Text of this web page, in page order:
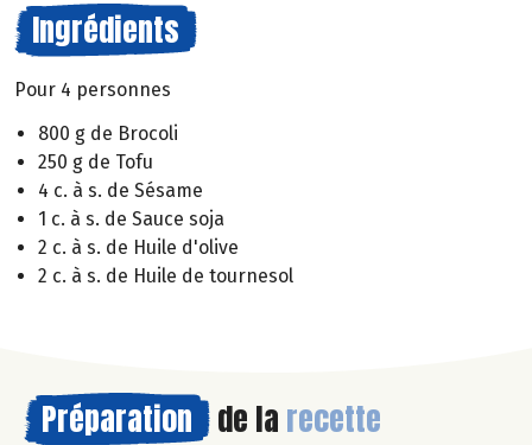
Ingrédients
Pour 4 personnes
800 g de Brocoli
250 g de Tofu
4 c. à s. de Sésame
1 c. à s. de Sauce soja
2 c. à s. de Huile d'olive
2 c. à s. de Huile de tournesol
Préparation de la recette